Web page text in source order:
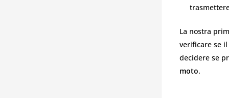
La nostra
verificare se
decidere se
moto.